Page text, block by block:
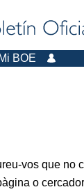
Mi BOE
vos que no
o